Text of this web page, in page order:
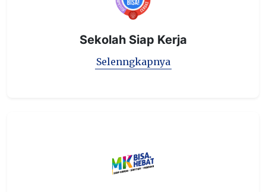
Sekolah Siap Kerja
Selenngkapnya